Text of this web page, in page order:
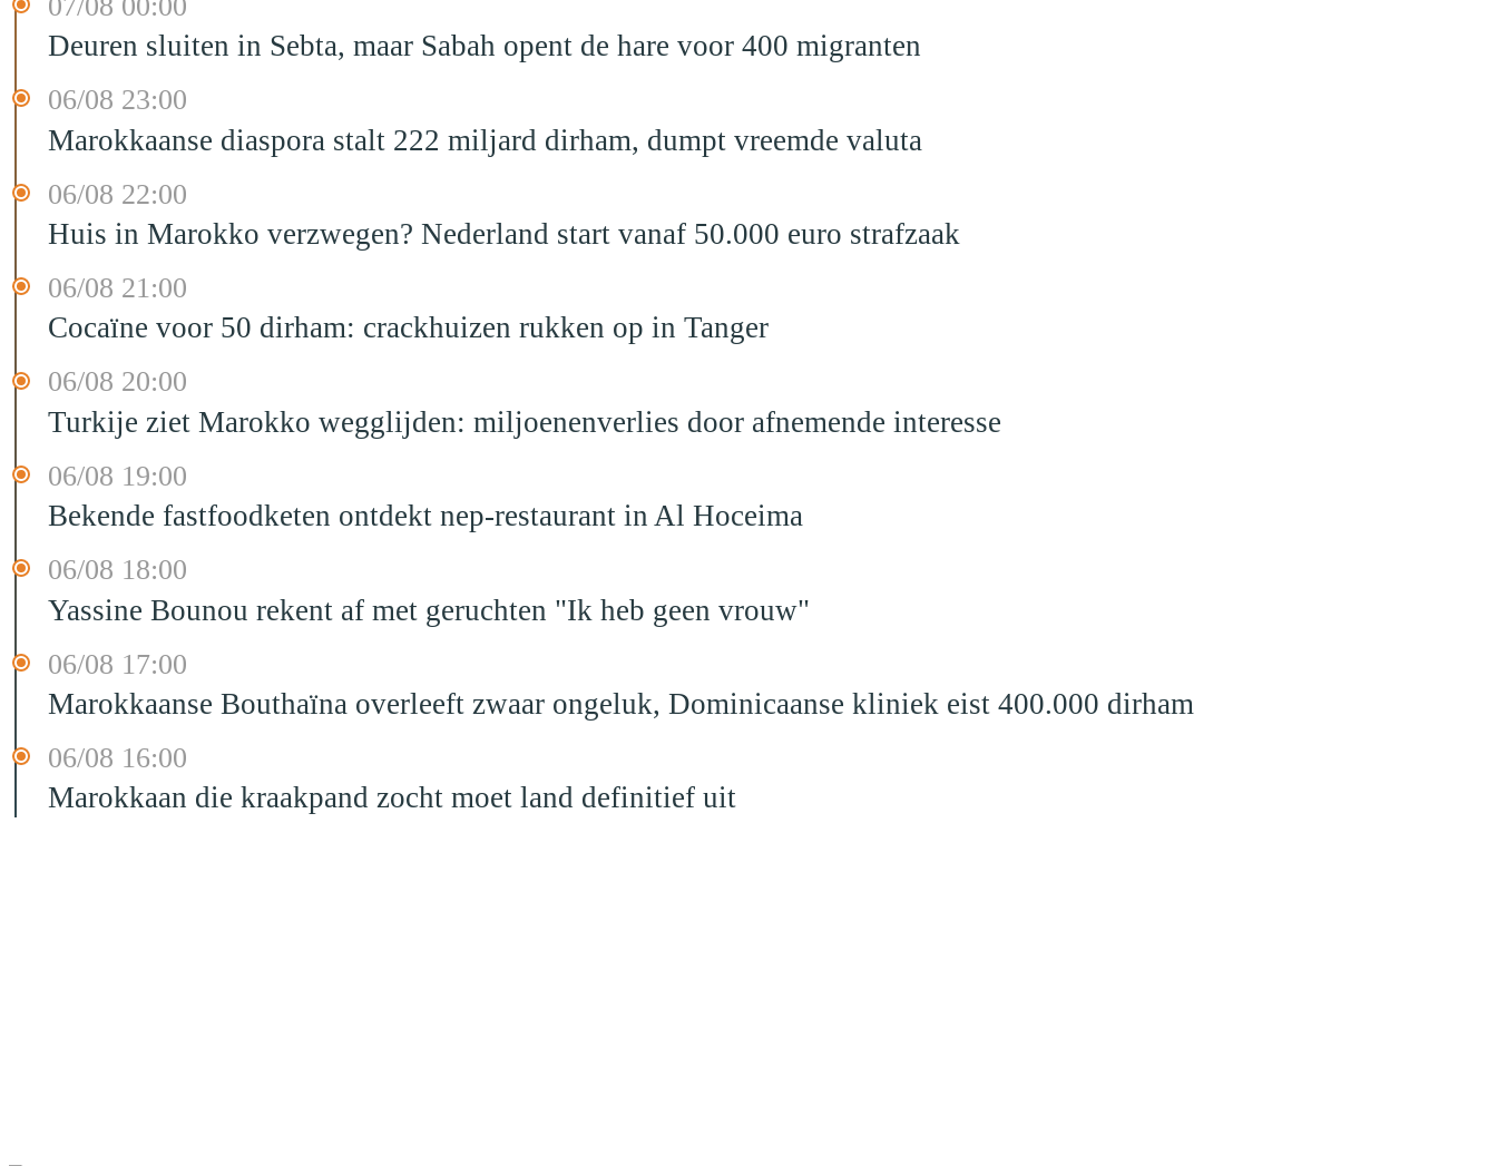
Deuren sluiten in Sebta, maar Sabah opent de hare voor 400 migranten
06/08 23:00
Marokkaanse diaspora stalt 222 miljard dirham, dumpt vreemde valuta
06/08 22:00
Huis in Marokko verzwegen? Nederland start vanaf 50.000 euro strafzaak
06/08 21:00
Cocaïne voor 50 dirham: crackhuizen rukken op in Tanger
06/08 20:00
Turkije ziet Marokko wegglijden: miljoenenverlies door afnemende interesse
06/08 19:00
Bekende fastfoodketen ontdekt nep-restaurant in Al Hoceima
06/08 18:00
Yassine Bounou rekent af met geruchten "Ik heb geen vrouw"
06/08 17:00
Marokkaanse Bouthaïna overleeft zwaar ongeluk, Dominicaanse kliniek eist 400.000 dirham
06/08 16:00
Marokkaan die kraakpand zocht moet land definitief uit